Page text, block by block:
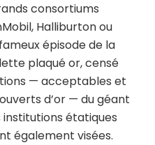
consortiums
Halliburton ou
épisode de la
plaqué or, censé
— acceptables et
d’or — du géant
institutions étatiques
également visées.